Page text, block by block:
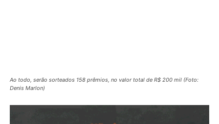
Ao todo, serão sorteados 158 prêmios, no valor total de R$ 200 mil (Foto:
Denis Marlon)